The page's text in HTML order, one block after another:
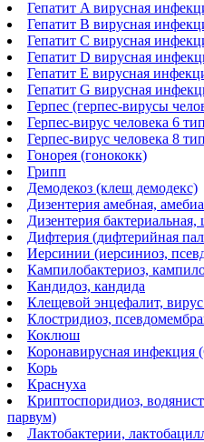
Гепатит A вирусная
Гепатит B вирусная
Гепатит С вирусная
Гепатит D вирусная
Гепатит Е вирусная
Гепатит G вирусная
Герпес (герпес-вирусы
Герпес-вирус человека 6
Герпес-вирус человека 8
Гонорея (гонококк)
Грипп
Демодекоз (клещ демодекс)
Дизентерия амебная,
Дизентерия
Дифтерия (дифтерийная
Иерсинии (иерсиниоз,
Кампилобактериоз,
Кандидоз, кандида
Клещевой энцефалит,
Клостридиоз,
Коклюш
Коронавирусная инфекция
Корь
Краснуха
Криптоспоридиоз,
парвум)
Лактобактерии,